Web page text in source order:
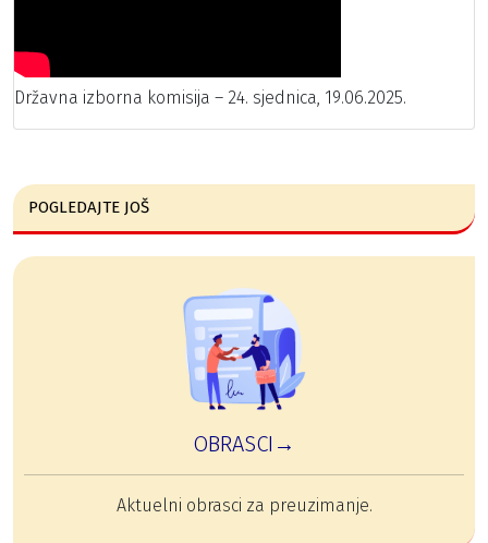
Državna izborna komisija – 24. sjednica, 19.06.2025.
POGLEDAJTE JOŠ
OBRASCI→
Aktuelni obrasci za preuzimanje.